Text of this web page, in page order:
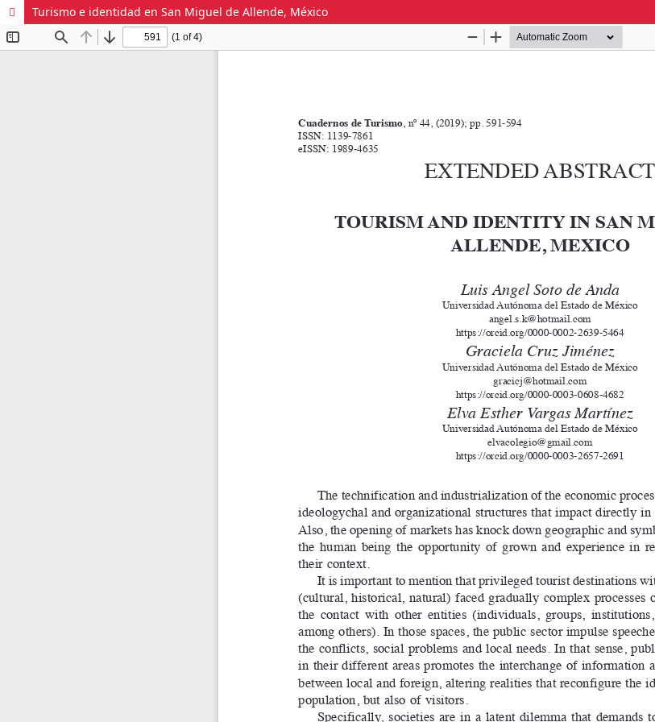
Turismo e identidad en San Miguel de Allende, México